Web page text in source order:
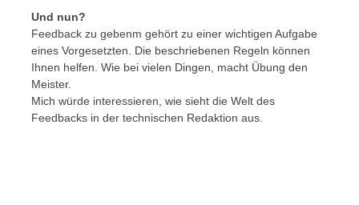
Und nun?
Feedback zu gebenm gehört zu einer wichtigen Aufgabe
eines Vorgesetzten. Die beschriebenen Regeln können
Ihnen helfen. Wie bei vielen Dingen, macht Übung den
Meister.
Mich würde interessieren, wie sieht die Welt des
Feedbacks in der technischen Redaktion aus.